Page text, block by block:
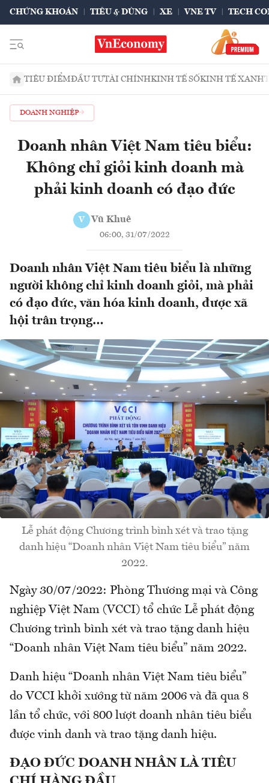
CHỨNG KHOÁN TIÊU & DÙNG XE VNE TV TECH
TIÊU ĐIỂMĐẦU TƯTÀI CHÍNHKINH TẾ SỐKINH TẾ XANH
DOANH NGHIỆP
Doanh nhân Việt Nam tiêu biểu:
Không chỉ giỏi kinh doanh mà
phải kinh doanh có đạo đức
V Vũ Khuê
06:00, 31/07/2022
Doanh nhân Việt Nam tiêu biểu là những
người không chỉ kinh doanh giỏi, mà phải
có đạo đức, văn hóa kinh doanh, được xã
hội trân trọng…
Lễ phát động Chương trình bình xét và trao tặng
danh hiệu “Doanh nhân Việt Nam tiêu biểu” năm
2022.
Ngày 30/07/2022: Phòng Thương mại và Công
nghiệp Việt Nam (VCCI) tổ chức Lễ phát động
Chương trình bình xét và trao tặng danh hiệu
“Doanh nhân Việt Nam tiêu biểu” năm 2022.
Danh hiệu “Doanh nhân Việt Nam tiêu biểu”
do VCCI khởi xướng từ năm 2006 và đã qua 8
lần tổ chức, với 800 lượt doanh nhân tiêu biểu
được vinh danh và trao tặng danh hiệu.
ĐẠO ĐỨC DOANH NHÂN LÀ TIÊU